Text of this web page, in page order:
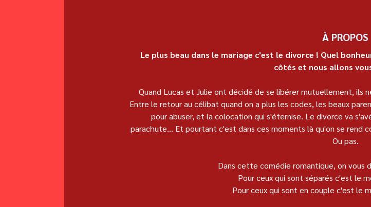
À PROPOS
Le plus beau dans le mariage c'est le divorce ! Quel
côtés et nous allons
Quand Lucas et Julie ont décidé de se libérer mutuellement, ils
Entre le retour au célibat quand on a plus les codes, les beaux
pour abuser, et la colocation qui s'éternise. Le divorce va
parachute... Et pourtant c'est dans ces moments là qu'on se rend
Ou pas.
Dans cette comédie romantique, on
Pour ceux qui sont séparés c'est le
Pour ceux qui sont en couple c'est le